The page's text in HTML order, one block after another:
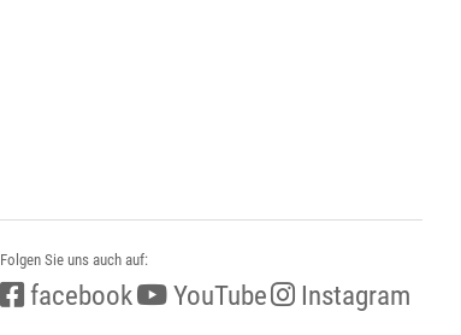
Folgen Sie uns auch auf:
facebook YouTube Instagram